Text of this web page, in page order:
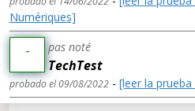
Numériques]
- pas noté
TechTest
probado el 09/08/2022 - [leer la